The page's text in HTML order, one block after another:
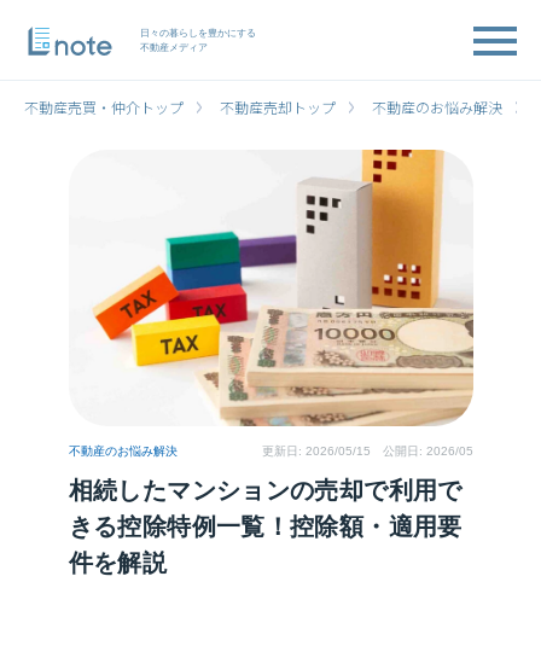
日々の暮らしを豊かにする
不動産メディア
不動産売買・仲介トップ 不動産売却トップ 不動産のお悩み解決
不動産のお悩み解決 更新日: 2026/05/15 公開日: 2026/05
相続したマンションの売却で利用で
きる控除特例一覧！控除額・適用要
件を解説